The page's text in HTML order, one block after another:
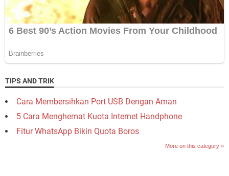
TIPS AND TRIK
Cara Membersihkan Port USB Dengan Aman
5 Cara Menghemat Kuota Internet Handphone
Fitur WhatsApp Bikin Quota Boros
More on this category »